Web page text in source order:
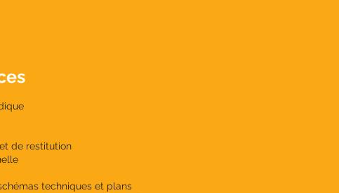
de restitution
techniques et plans